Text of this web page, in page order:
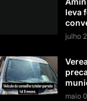
leva
julho
maio